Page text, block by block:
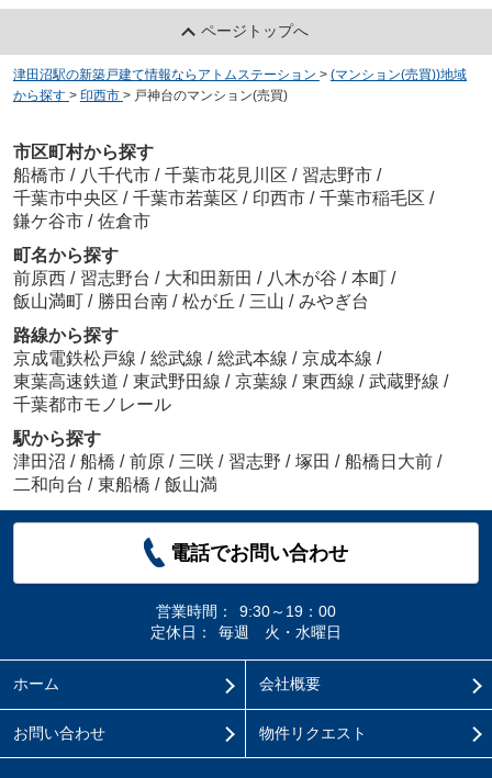
ページトップへ
津田沼駅の新築戸建て情報ならアトムステーション > (マンション(売買))地域
から探す > 印西市 > 戸神台のマンション(売買)
市区町村から探す
船橋市 / 八千代市 / 千葉市花見川区 / 習志野市 /
千葉市中央区 / 千葉市若葉区 / 印西市 / 千葉市稲毛区 /
鎌ケ谷市 / 佐倉市
町名から探す
前原西 / 習志野台 / 大和田新田 / 八木が谷 / 本町 /
飯山満町 / 勝田台南 / 松が丘 / 三山 / みやぎ台
路線から探す
京成電鉄松戸線 / 総武線 / 総武本線 / 京成本線 /
東葉高速鉄道 / 東武野田線 / 京葉線 / 東西線 / 武蔵野線 /
千葉都市モノレール
駅から探す
津田沼 / 船橋 / 前原 / 三咲 / 習志野 / 塚田 / 船橋日大前 /
二和向台 / 東船橋 / 飯山満
電話でお問い合わせ
営業時間：
9:30～19：00
定休日：
毎週 火・水曜日
ホーム 会社概要
お問い合わせ 物件リクエスト